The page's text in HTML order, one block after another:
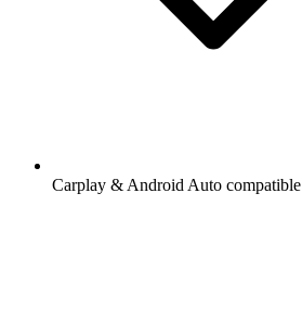
Carplay & Android Auto compatible